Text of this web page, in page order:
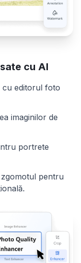
cu AI
cu editorul foto
imaginilor de
portrete
pentru